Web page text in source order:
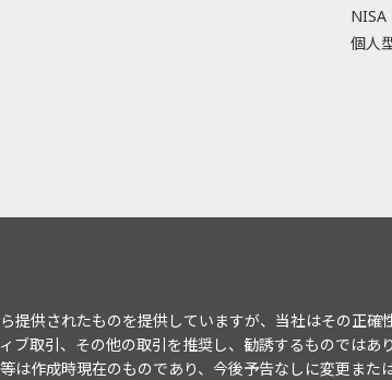
NISA
個人
提供されたものを提供していますが、当社はその正
取引、その他の取引を推奨し、勧誘するものではあ
は作成時現在のものであり、今後予告なしに変更また